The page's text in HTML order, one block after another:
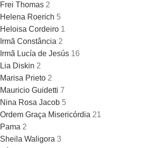
Frei Thomas 2
Helena Roerich 5
Heloisa Cordeiro 1
Irmã Constância 2
Irmã Lucía de Jesús 16
Lia Diskin 2
Marisa Prieto 2
Mauricio Guidetti 7
Nina Rosa Jacob 5
Ordem Graça Misericórdia 21
Pama 2
Sheila Waligora 3